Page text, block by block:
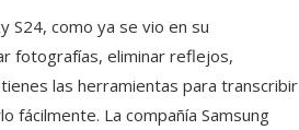
S24, como ya se vio en su
fotografías, eliminar reflejos,
las herramientas para transcribir
fácilmente. La compañía Samsung